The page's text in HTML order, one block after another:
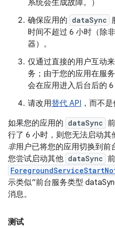
系统会生成故障。）
确保应用的 dataSync
时间不超过 6 小时（除
器）。
仅通过直接的用户互动
务；由于您的应用在服
会在应用进入后台后的 6
请改用替代 API ，而不
如果您的应用的 dataSync
行了 6 小时，则您无法启动其
非用户已将您的应用切换到前
您尝试启动其他 dataSync
示类似“前台服务类型
消息。
测试